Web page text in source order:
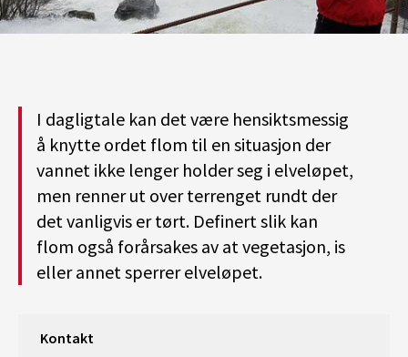
I dagligtale kan det være hensiktsmessig
å knytte ordet flom til en situasjon der
vannet ikke lenger holder seg i elveløpet,
men renner ut over terrenget rundt der
det vanligvis er tørt. Definert slik kan
flom også forårsakes av at vegetasjon, is
eller annet sperrer elveløpet.
Kontakt